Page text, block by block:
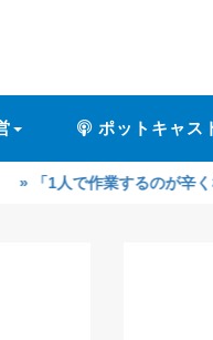
ポットキャス
するのが辛くなってきた...